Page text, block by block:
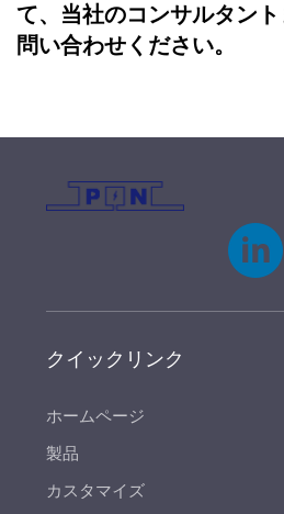
て、当社のコンサルタン
問い合わせください。
クイックリンク
ホームページ
製品
カスタマイズ